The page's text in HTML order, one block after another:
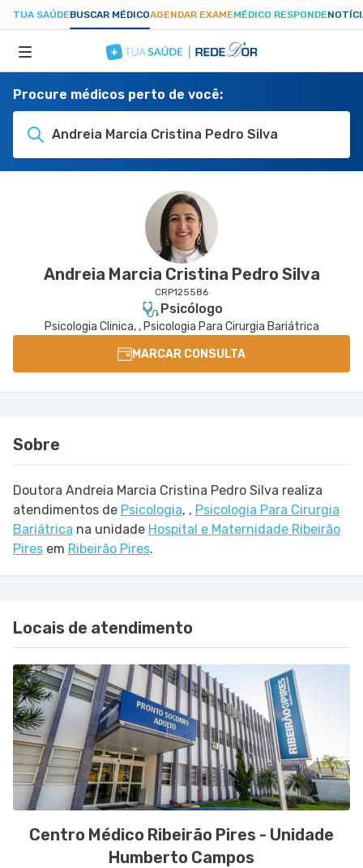
TUA SAÚDEBUSCAR MÉDICOAGENDAR EXAMEMÉDICO RESPONDE
ESPECIALIDADES
Procure médicos perto de você:
Andreia Marcia Cristina Pedro Silva
Andreia Marcia Cristina Pedro Silva
CRP125586
Psicólogo
Psicologia Clinica, , Psicologia Para Cirurgia Bariátrica
MARCAR CONSULTA
Sobre
Doutora Andreia Marcia Cristina Pedro Silva realiza
atendimentos de Psicologia, , Psicologia Para Cirurgia
Bariátrica na unidade Hospital e Maternidade Ribeirão
Pires em Ribeirão Pires.
Locais de atendimento
Centro Médico Ribeirão Pires - Unidade
Humberto Campos